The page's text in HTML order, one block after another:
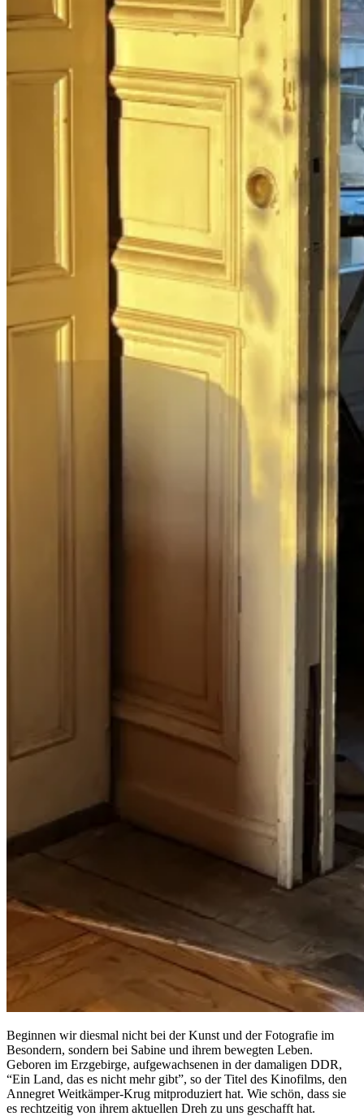
Beginnen wir diesmal nicht bei der Kunst und der Fotografie im
Besondern, sondern bei Sabine und ihrem bewegten Leben.
Geboren im Erzgebirge, aufgewachsenen in der damaligen DDR,
“Ein Land, das es nicht mehr gibt”, so der Titel des Kinofilms, den
Annegret Weitkämper-Krug mitproduziert hat. Wie schön, dass sie
es rechtzeitig von ihrem aktuellen Dreh zu uns geschafft hat.